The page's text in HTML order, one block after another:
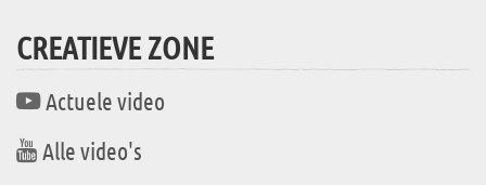
CREATIEVE ZONE
Actuele video
Alle video's